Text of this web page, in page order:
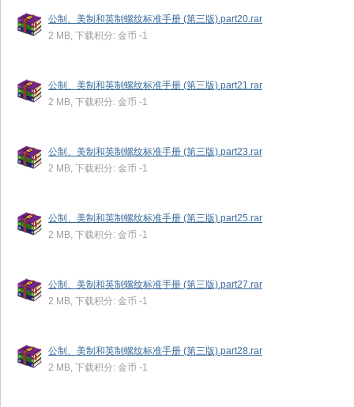
公制、美制和英制螺纹标准手册 (第三版).part20.rar
2 MB, 下载积分: 金币 -1
公制、美制和英制螺纹标准手册 (第三版).part21.rar
2 MB, 下载积分: 金币 -1
公制、美制和英制螺纹标准手册 (第三版).part23.rar
2 MB, 下载积分: 金币 -1
公制、美制和英制螺纹标准手册 (第三版).part25.rar
2 MB, 下载积分: 金币 -1
公制、美制和英制螺纹标准手册 (第三版).part27.rar
2 MB, 下载积分: 金币 -1
公制、美制和英制螺纹标准手册 (第三版).part28.rar
2 MB, 下载积分: 金币 -1